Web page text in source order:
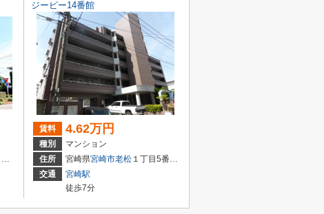
ジーピー14番館
賃料 4.62万円
種別
マンション
住所
宮崎県宮崎市老松 １丁目5番10号
交通
宮崎駅
徒歩7分